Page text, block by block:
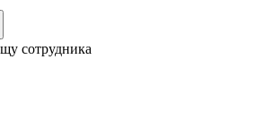
сотрудника